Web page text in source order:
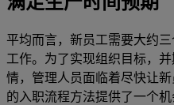
平均而言，新员工需要大约
工作。为了实现组织目标，
情，管理人员面临着尽快让
的入职流程方法提供了一个